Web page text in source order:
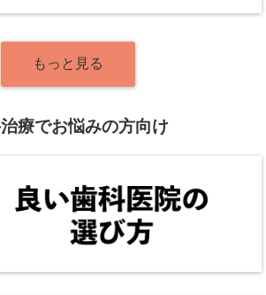
もっと見る
療でお悩みの方向け